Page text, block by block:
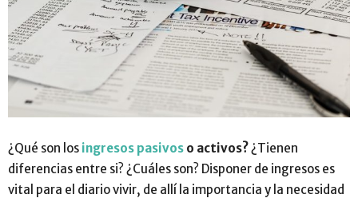
¿Qué son los ingresos pasivos o activos?¿Tienen
diferencias entre si? ¿Cuáles son? Disponer de ingresos es
vital para el diario vivir, de allí la importancia y la necesidad